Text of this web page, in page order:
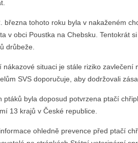
března tohoto roku byla v nakaženém
v obci Poustka na Chebsku. Tentokrát
drůbeže.
nákazové situaci je stále riziko zavlečení
SVS doporučuje, aby dodržovali
ptáků byla doposud potvrzena ptačí
13 krajů v České republice.
ohledně prevence před ptačí